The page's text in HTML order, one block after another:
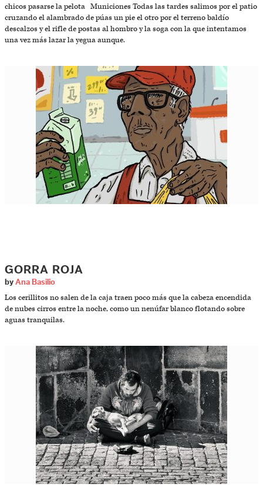
chicos pasarse la pelota Municiones Todas las tardes salimos por el patio
cruzando el alambrado de púas un pie el otro por el terreno baldío
descalzos y el rifle de postas al hombro y la soga con la que intentamos
una vez más lazar la yegua aunque.
GORRA ROJA
by Ana Basilio
Los cerillitos no salen de la caja traen poco más que la cabeza encendida
de nubes cirros entre la noche, como un nenúfar blanco flotando sobre
aguas tranquilas.